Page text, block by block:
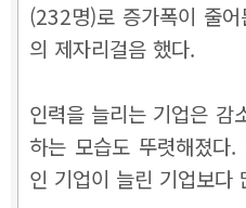
(232명)로 증가폭이 줄
의 제자리걸음 했다.
인력을 늘리는 기업은 감
하는 모습도 뚜렷해졌다.
인 기업이 늘린 기업보다